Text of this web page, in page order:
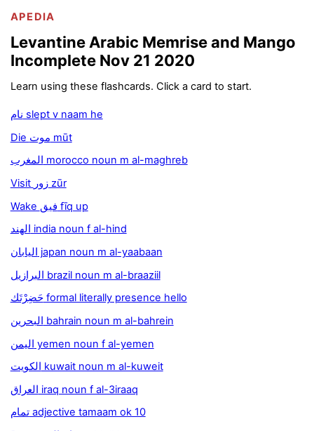
APEDIA
Levantine Arabic Memrise and Mango
Incomplete Nov 21 2020
Learn using these flashcards. Click a card to start.
نام slept v naam he
Die موت mūt
المغرب morocco noun m al-maghreb
Visit زور zūr
Wake فیق fīq up
الهند india noun f al-hind
اليابان japan noun m al-yaabaan
البرازيل brazil noun m al-braaziil
حَضِرْتَك formal literally presence hello
البحرين bahrain noun m al-bahrein
اليمن yemen noun f al-yemen
الكويت kuwait noun m al-kuweit
العراق iraq noun f al-3iraaq
تمام adjective tamaam ok 10